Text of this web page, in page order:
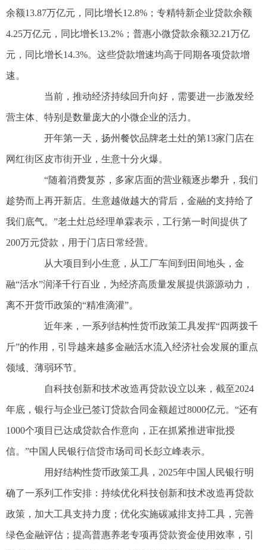
余额13.87万亿元，同比增长12.8%；专精特新企业贷款余额
4.25万亿元，同比增长13.2%；普惠小微贷款余额32.21万亿
元，同比增长14.3%。这些贷款增速均高于同期各项贷款增
速。
当前，推动经济持续回升向好，需要进一步激发经
营主体、特别是数量庞大的小微企业的活力。
开年第一天，扬州餐饮品牌老土灶的第13家门店在
网红街区皮市街开业，生意十分火爆。
“随着消费复苏，多家店面的营业额逐步攀升，我们
趁势而上再开新店。生意越做越大的背后，金融的支持给了
我们底气。”老土灶总经理单霖表示，工行第一时间提供了
200万元贷款，用于门店日常经营。
从大项目到小生意，从工厂车间到田间地头，金
融“活水”润泽千行百业，为经济高质量发展提供源源动力，
离不开货币政策的“精准滴灌”。
近年来，一系列结构性货币政策工具发挥“四两拨千
斤”的作用，引导越来越多金融活水流入经济社会发展的重点
领域、薄弱环节。
自科技创新和技术改造再贷款设立以来，截至2024
年底，银行与企业已签订贷款合同金额超过8000亿元。“还有
1000个项目已达成贷款合作意向，正在抓紧推进审批授
信。”中国人民银行信贷市场司司长彭立峰表示。
用好结构性货币政策工具，2025年中国人民银行明
确了一系列工作安排：持续优化科技创新和技术改造再贷款
政策，加大工具支持力度；优化实施碳减排支持工具，完善
绿色金融评估；提高普惠养老专项再贷款资金使用效率，引